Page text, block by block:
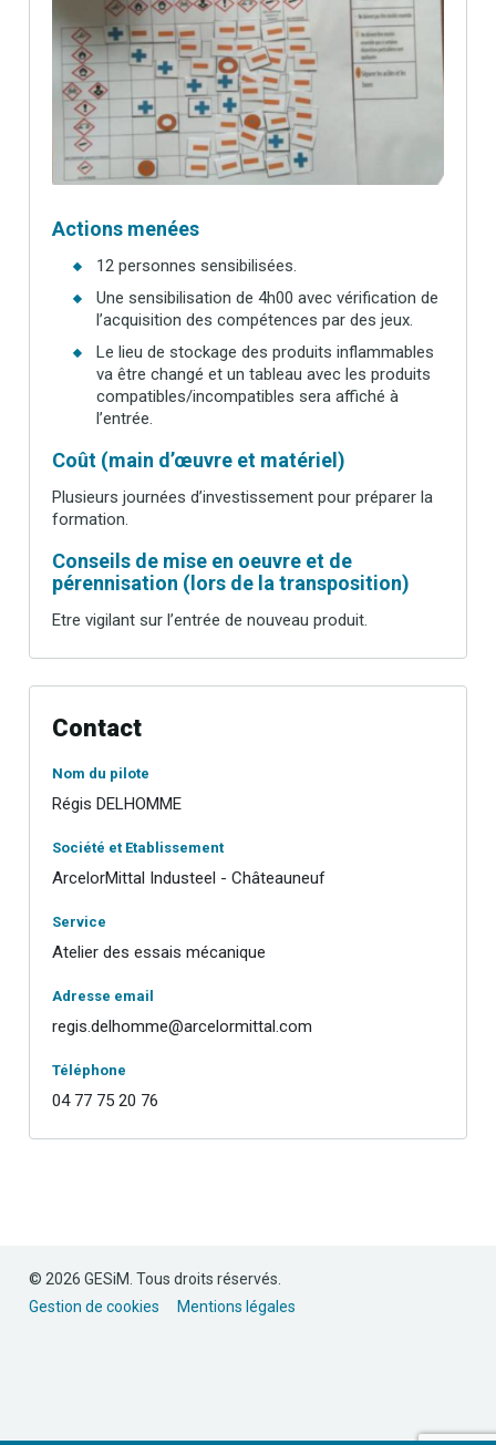
Actions menées
12 personnes sensibilisées.
Une sensibilisation de 4h00 avec vérification de
l’acquisition des compétences par des jeux.
Le lieu de stockage des produits inflammables
va être changé et un tableau avec les produits
compatibles/incompatibles sera affiché à
l’entrée.
Coût (main d’œuvre et matériel)
Plusieurs journées d’investissement pour préparer la
formation.
Conseils de mise en oeuvre et de
pérennisation (lors de la transposition)
Etre vigilant sur l’entrée de nouveau produit.
Contact
Nom du pilote
Régis DELHOMME
Société et Etablissement
ArcelorMittal Industeel - Châteauneuf
Service
Atelier des essais mécanique
Adresse email
regis.delhomme@arcelormittal.com
Téléphone
04 77 75 20 76
© 2026 GESiM. Tous droits réservés.
Gestion de cookies
Mentions légales